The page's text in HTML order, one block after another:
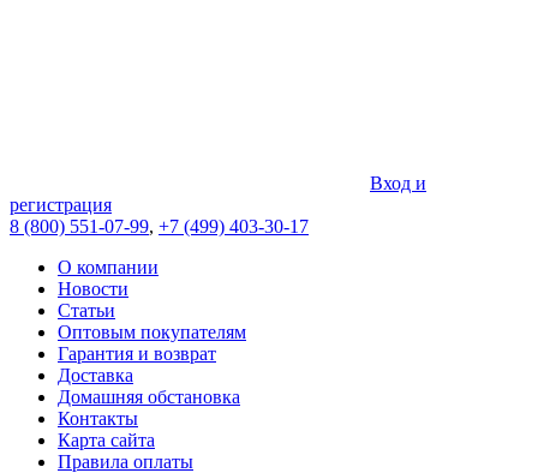
Вход и
регистрация
8 (800) 551-07-99, +7 (499) 403-30-17
О компании
Новости
Статьи
Оптовым покупателям
Гарантия и возврат
Доставка
Домашняя обстановка
Контакты
Карта сайта
Правила оплаты